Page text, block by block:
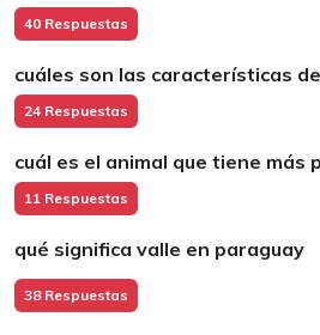
40 Respuestas
cuáles son las características
24 Respuestas
cuál es el animal que tiene más
11 Respuestas
qué significa valle en paraguay
38 Respuestas